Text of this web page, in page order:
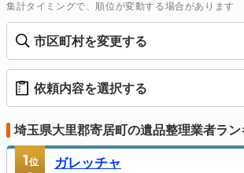
集計タイミングで、順位が変動する場合があります
市区町村を変更する
依頼内容を選択する
埼玉県大里郡寄居町の遺品整理業者ラン
1位 ガレッチャ